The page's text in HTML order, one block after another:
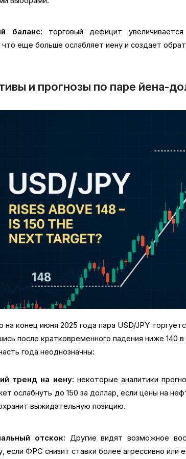
баланс: торговый дефицит
еще больше ослабляет иену и создает
и прогнозы по паре йена-
конец июня 2025 года пара USD/JPY
после кратковременного падения ниже 140
года неоднозначны:
тренд на иену: некоторые аналитики
ослабнуть до 150 за доллар, если цены на
выжидательную позицию.
отскок: Другие видят возможное
если ФРС снизит ставки более агрессивно или